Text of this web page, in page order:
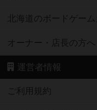
北海道のボードゲーム
オーナー・店長の方へ
運営者情報
ご利用規約